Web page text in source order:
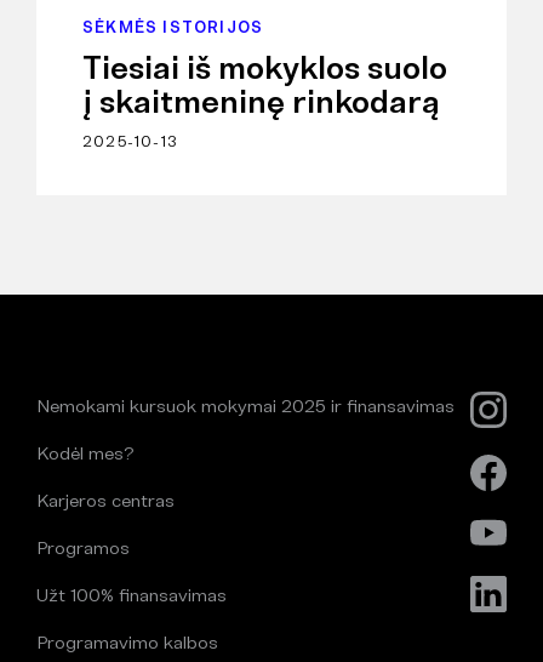
SĖKMĖS ISTORIJOS
Tiesiai iš mokyklos suolo
į skaitmeninę rinkodarą
2025-10-13
Nemokami kursuok mokymai 2025 ir finansavimas
Kodėl mes?
Karjeros centras
Programos
Užt 100% finansavimas
Programavimo kalbos